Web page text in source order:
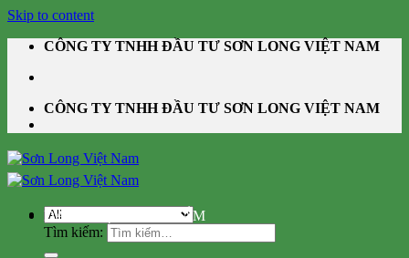
Skip to content
CÔNG TY TNHH ĐẦU TƯ SƠN LONG VIỆT NAM
CÔNG TY TNHH ĐẦU TƯ SƠN LONG VIỆT NAM
Tìm kiếm:
DANH MỤC SẢN PHẨM